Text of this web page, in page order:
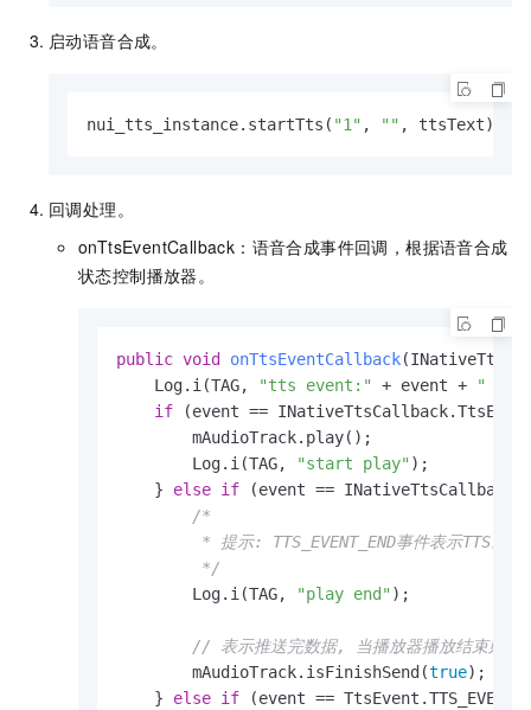
nui_tts_instance.setparamTts(
//
// 调整音量
启动语音合成。
nui_tts_instance.startTts( "1" , "" , ttsText);
回调处理。
onTtsEventCallback：语音合成事件回调，根据语音合成
状态控制播放器。
public void onTtsEventCallback
    Log.i(TAG,
"tts event:" + event +
"
if (event ==
        mAudioTrack.play();
        Log.i(TAG,
"start play" );
    }
else if (event ==
/*
* 提示: TTS_EVENT_END事件表示TTS已经
         */
        Log.i(TAG,
"play end" );
// 表示推送完数据, 当播放器播放结束则会
        mAudioTrack.isFinishSend(
true);
    }
else if (event ==